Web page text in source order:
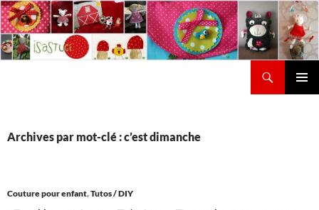
Aller
au
contenu
Archives par mot-clé : c’est dimanche
Couture pour enfant,Tutos / DIY